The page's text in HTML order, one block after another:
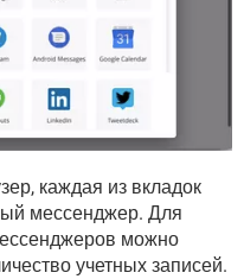
каждая из вкладок
мессенджер. Для
можно
учетных записей.